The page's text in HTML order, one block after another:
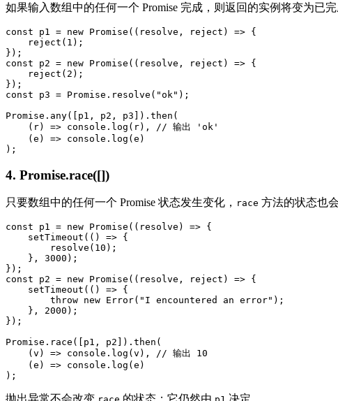
如果输入数组中的任何一个 Promise 完成，则返回的实例将变为已
const p1 = new Promise((resolve, reject) => {
reject(1);
});
const p2 = new Promise((resolve, reject) => {
reject(2);
});
const p3 = Promise.resolve("ok");
Promise.any([p1, p2, p3]).then(
(r) => console.log(r), // 输出 'ok'
(e) => console.log(e)
4. Promise.race([])
只要数组中的任何一个 Promise 状态发生变化， race 方法的状态也
const p1 = new Promise((resolve) => {
setTimeout(() => {
resolve(10);
}, 3000);
});
const p2 = new Promise((resolve, reject) => {
setTimeout(() => {
throw new Error("I encountered an error");
}, 2000);
});
Promise.race([p1, p2]).then(
(v) => console.log(v), // 输出 10
(e) => console.log(e)